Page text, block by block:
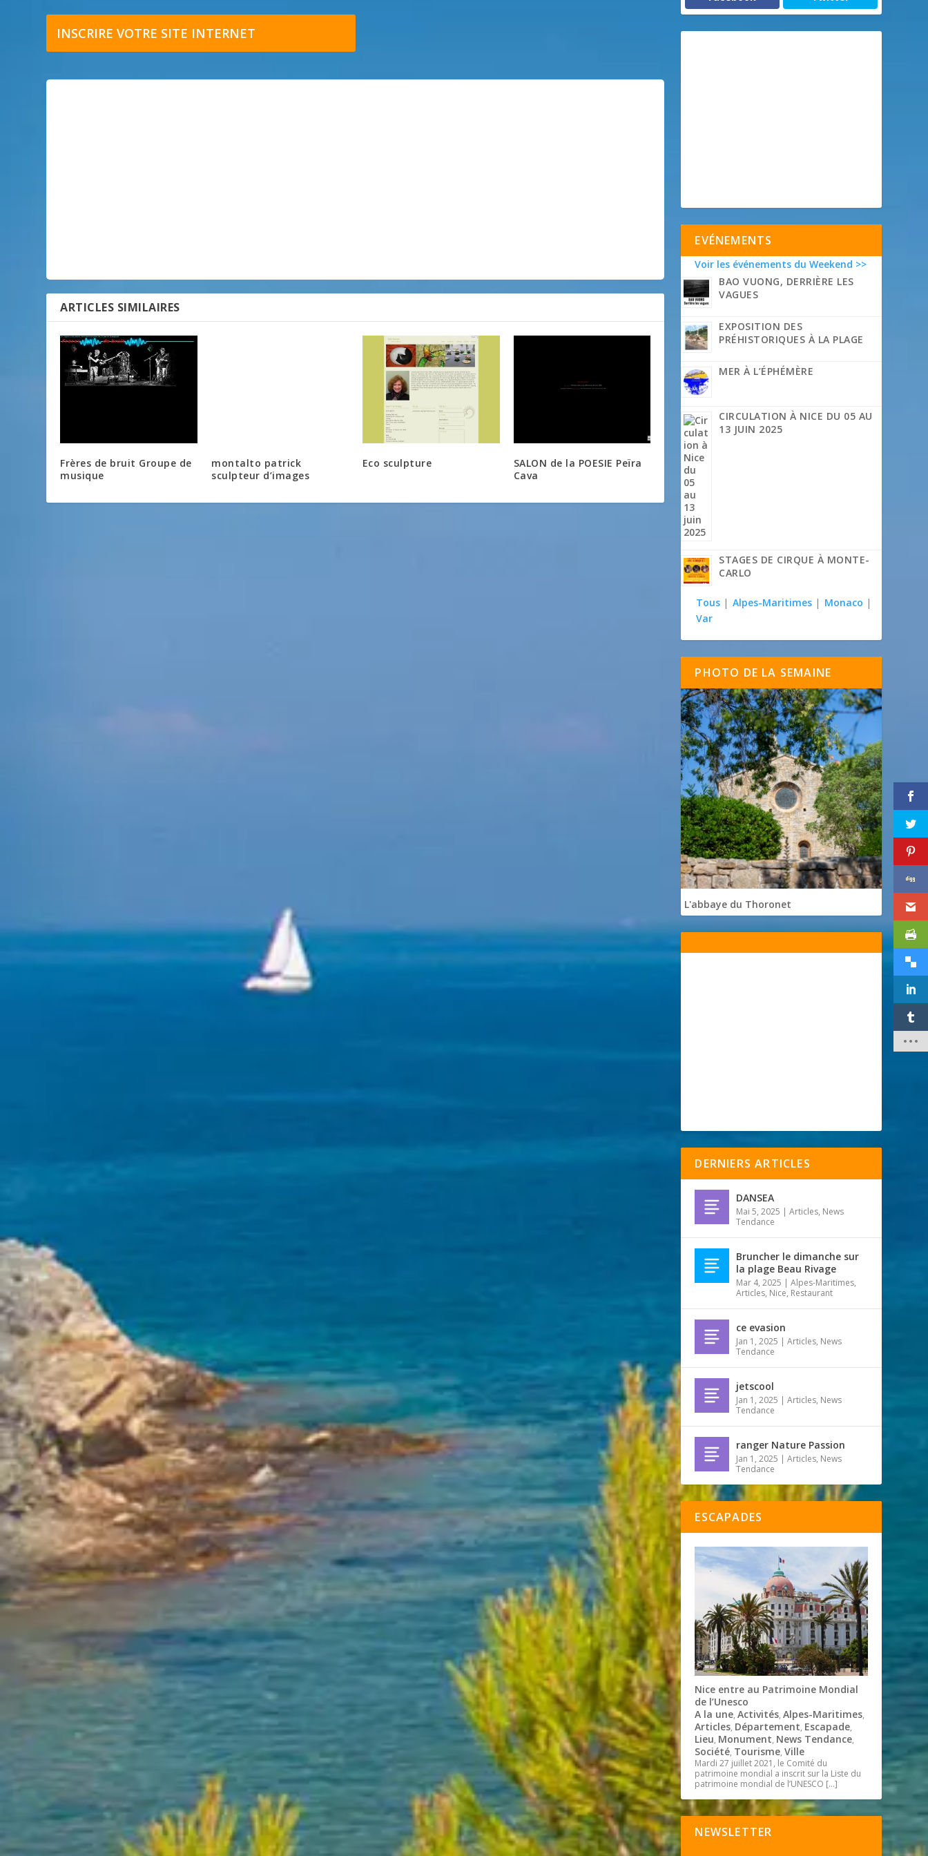
INSCRIRE VOTRE SITE INTERNET
ARTICLES SIMILAIRES
Frères de bruit Groupe de
musique
montalto patrick
sculpteur d’images
Eco sculpture
SALON de la POESIE Peïra
Cava
EVÉNEMENTS
Voir les événements du Weekend >>
BAO VUONG, DERRIÈRE LES
VAGUES
EXPOSITION DES
PRÉHISTORIQUES À LA PLAGE
MER À L’ÉPHÉMÈRE
CIRCULATION À NICE DU 05 AU
13 JUIN 2025
STAGES DE CIRQUE À MONTE-
CARLO
Tous | Alpes-Maritimes | Monaco |
Var
PHOTO DE LA SEMAINE
L'abbaye du Thoronet
DERNIERS ARTICLES
DANSEA
Mai 5, 2025 |Articles, News
Tendance
Bruncher le dimanche sur
la plage Beau Rivage
Mar 4, 2025 |Alpes-Maritimes,
Articles, Nice, Restaurant
ce evasion
Jan 1, 2025 |Articles, News
Tendance
jetscool
Jan 1, 2025 |Articles, News
Tendance
ranger Nature Passion
Jan 1, 2025 |Articles, News
Tendance
ESCAPADES
Nice entre au Patrimoine Mondial
de l’Unesco
A la une,Activités,Alpes-Maritimes,
Articles, Département, Escapade,
Lieu, Monument, News Tendance,
Société, Tourisme,Ville
Mardi 27 juillet 2021, le Comité du
patrimoine mondial a inscrit sur la Liste du
patrimoine mondial de l’UNESCO […]
NEWSLETTER